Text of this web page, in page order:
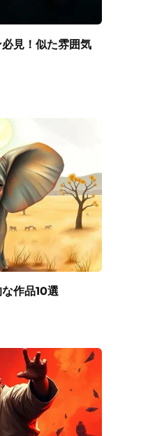
必見！似た雰囲気
作品10選